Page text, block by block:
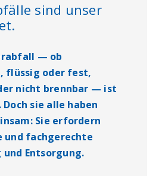
sind unser
— ob
flüssig oder fest,
nicht brennbar — ist
sie alle haben
Sie erfordern
und fachgerechte
und Entsorgung.